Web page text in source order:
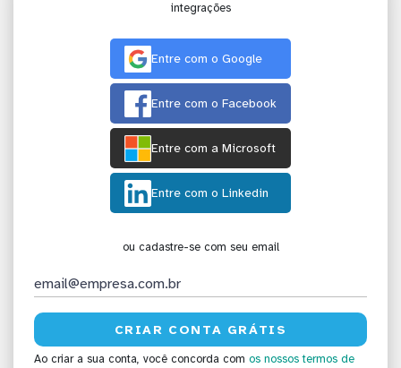
integrações
Entre com o Google
Entre com o Facebook
Entre com a Microsoft
Entre com o Linkedin
ou cadastre-se com seu email
Ao criar a sua conta, você concorda com os nossos termos de